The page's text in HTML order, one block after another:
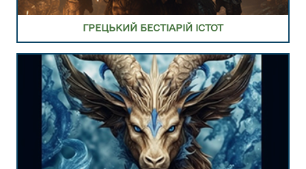
ГРЕЦЬКИЙ БЕСТІАРІЙ ІСТОТ
ПЕРЕЙТИ В РОЗДІЛ РИМСЬКИЙ БЕСТІАРІЙ ІСТОТ
ТА МОНСТРІВ